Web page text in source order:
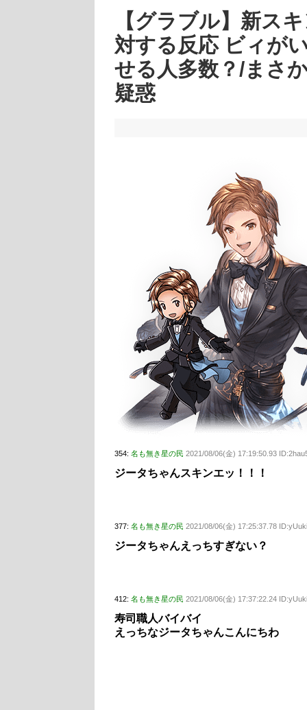
【グラブル】新ス
対する反応 ビィが
せる人多数？/まさ
疑惑
354: 名も無き星の民 2021/08/06(金) 17:19:50.93
ジータちゃんスキンエッ！！！
377: 名も無き星の民 2021/08/06(金) 17:25:37.78
ジータちゃんえっちすぎない？
412: 名も無き星の民 2021/08/06(金) 17:37:22.24
寿司職人バイバイ
えっちなジータちゃんこんにちわ